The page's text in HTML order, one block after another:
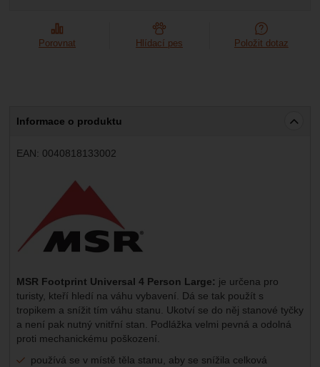
Data získaná pomocí těchto cookies zpracováváme
souhrnně a anonymně, takže nejsme schopni identifikovat
Povoleno
Porovnat Hlídací pes Položit dotaz
Informace o produktu
EAN: 0040818133002
MSR Footprint Universal 4 Person Large: je určena pro
turisty, kteří hledí na váhu vybavení. Dá se tak použít s
tropikem a snížit tím váhu stanu. Ukotví se do něj stanové tyčky
a není pak nutný vnitřní stan. Podlážka velmi pevná a odolná
proti mechanickému poškození.
používá se v místě těla stanu, aby se snížila celková